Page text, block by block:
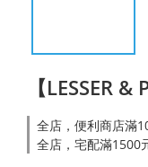
【LESSER
全店，便利商店滿
全店，宅配滿1500